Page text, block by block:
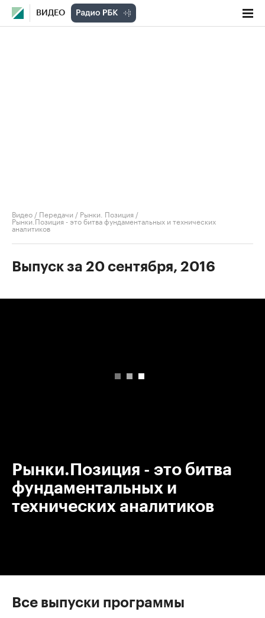
ВИДЕО
Видео / Передачи / Рынки. Позиция /
Рынки.Позиция - это битва фундаментальных и технических
аналитиков
Выпуск за 20 сентября, 2016
Рынки.Позиция - это битва
фундаментальных и
технических аналитиков
Все выпуски программы